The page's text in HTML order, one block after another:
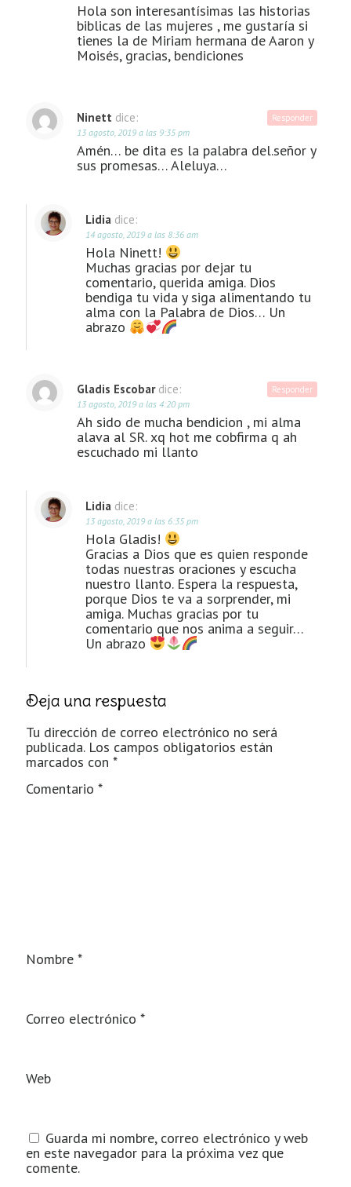
Hola son interesantísimas las historias
biblicas de las mujeres , me gustaría si
tienes la de Miriam hermana de Aaron y
Moisés, gracias, bendiciones
Ninett dice:
13 agosto, 2019 a las 9:35 pm
Amén… be dita es la palabra del.señor y
sus promesas… Aleluya…
Responder
Lidia dice:
14 agosto, 2019 a las 8:36 am
Hola Ninett!
Muchas gracias por dejar tu
comentario, querida amiga. Dios
bendiga tu vida y siga alimentando tu
alma con la Palabra de Dios… Un
abrazo
Gladis Escobar dice:
13 agosto, 2019 a las 4:20 pm
Ah sido de mucha bendicion , mi alma
alava al SR. xq hot me cobfirma q ah
escuchado mi llanto
Responder
Lidia dice:
13 agosto, 2019 a las 6:35 pm
Hola Gladis!
Gracias a Dios que es quien responde
todas nuestras oraciones y escucha
nuestro llanto. Espera la respuesta,
porque Dios te va a sorprender, mi
amiga. Muchas gracias por tu
comentario que nos anima a seguir…
Un abrazo
Deja una respuesta
Tu dirección de correo electrónico no será
publicada. Los campos obligatorios están
marcados con *
Comentario *
Nombre *
Correo electrónico *
Web
Guarda mi nombre, correo electrónico y web
en este navegador para la próxima vez que
comente.